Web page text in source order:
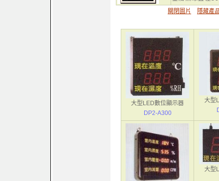
關閉圖片
隱藏產
大型LED數位顯示器
DP2-A300
大型
大型